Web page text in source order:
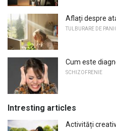
Aflați despre
TULBURARE DE
Cum este
SCHIZOFRENIE
Intresting articles
Activități